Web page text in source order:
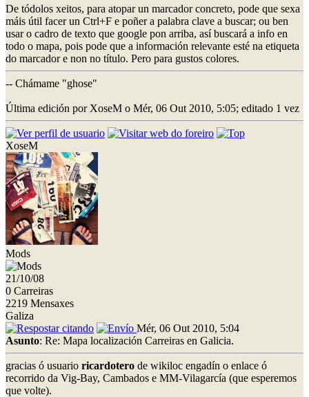
De tódolos xeitos, para atopar un marcador concreto, pode que sexa
máis útil facer un Ctrl+F e poñer a palabra clave a buscar; ou ben
usar o cadro de texto que google pon arriba, así buscará a info en
todo o mapa, pois pode que a información relevante esté na etiqueta
do marcador e non no título. Pero para gustos colores.
-- Chámame "ghose"
Última edición por XoseM o Mér, 06 Out 2010, 5:05; editado 1 vez
XoseM
Mods
21/10/08
0 Carreiras
2219 Mensaxes
Galiza
Mér, 06 Out 2010, 5:04
Asunto: Re: Mapa localización Carreiras en Galicia.
gracias ó usuario ricardotero de wikiloc engadín o enlace ó
recorrido da Vig-Bay, Cambados e MM-Vilagarcía (que esperemos
que volte).